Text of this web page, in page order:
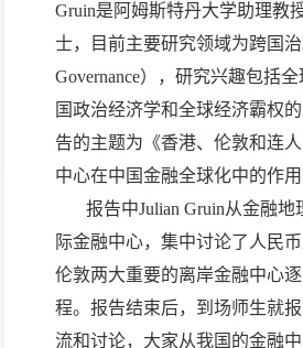
Gruin是阿姆斯特丹大学助理教
士，目前主要研究领域为跨国治
Governance），研究兴趣包括
国政治经济学和全球经济霸权
告的主题为《香港、伦敦和连
中心在中国金融全球化中的作用
报告中Julian Gruin从金融地
际金融中心，集中讨论了人民币
伦敦两大重要的离岸金融中心
程。报告结束后，到场师生就
流和讨论，大家从我国的金融